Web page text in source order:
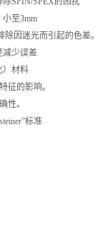
至3mm
因迷光而引起的色差。
少误差
材料
的影响。
性。
标准